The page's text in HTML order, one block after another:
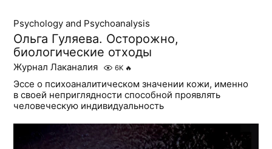
Psychology and Psychoanalysis
Ольга Гуляева. Осторожно,
биологические отходы
Журнал Лаканалия 6K 🔥
Эссе о психоаналитическом значении кожи, именно
в своей неприглядности способной проявлять
человеческую индивидуальность